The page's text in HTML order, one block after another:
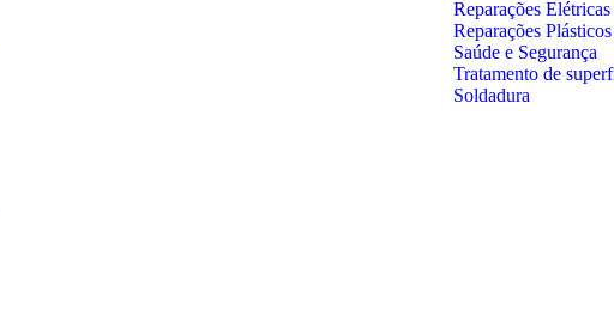
Reparações Elétricas
Reparações
Saúde e Segurança
Tratamento de
Soldadura